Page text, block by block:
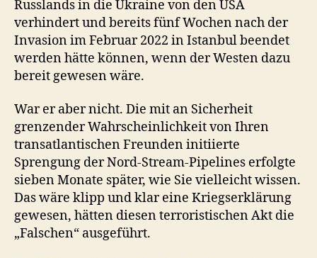
Russlands in die Ukraine von den USA
verhindert und bereits fünf Wochen nach der
Invasion im Februar 2022 in Istanbul beendet
werden hätte können, wenn der Westen dazu
bereit gewesen wäre.
War er aber nicht. Die mit an Sicherheit
grenzender Wahrscheinlichkeit von Ihren
transatlantischen Freunden initiierte
Sprengung der Nord-Stream-Pipelines erfolgte
sieben Monate später, wie Sie vielleicht wissen.
Das wäre klipp und klar eine Kriegserklärung
gewesen, hätten diesen terroristischen Akt die
„Falschen“ ausgeführt.